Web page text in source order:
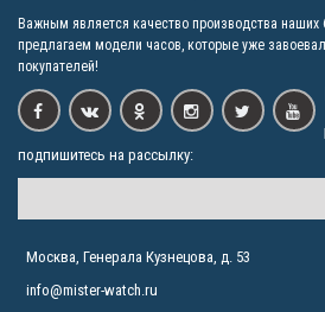
Важным является качество производства наших
предлагаем модели часов, которые уже
покупателей!
подпишитесь на рассылку:
Москва, Генерала Кузнецова, д. 53
info@mister-watch.ru